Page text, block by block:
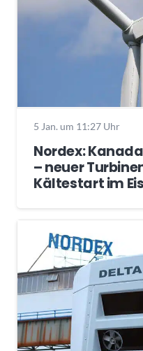
5 Jan. um 11:27 Uhr
Nordex:
– neuer
Kältestart im